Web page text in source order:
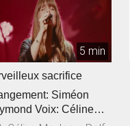
5 min
sacrifice
Siméon
Voix: Céline